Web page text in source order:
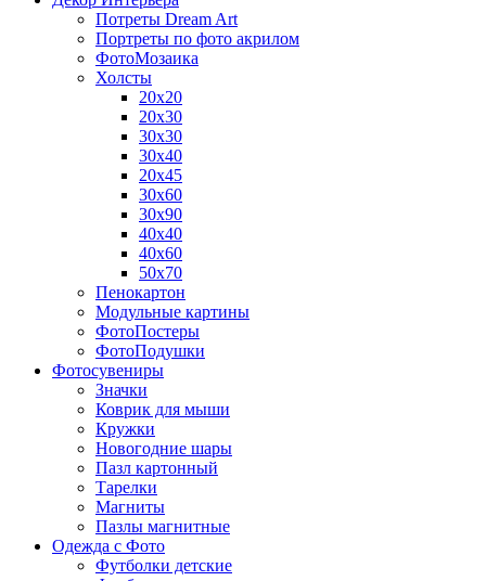
Потреты Dream Art
Портреты по фото акрилом
ФотоМозаика
Холсты
20х20
20х30
30х30
30х40
20х45
30х60
30х90
40х40
40х60
50х70
Пенокартон
Модульные картины
ФотоПостеры
ФотоПодушки
Фотоcувениры
Значки
Коврик для мыши
Кружки
Новогодние шары
Пазл картонный
Тарелки
Магниты
Пазлы магнитные
Одежда с Фото
Футболки детские